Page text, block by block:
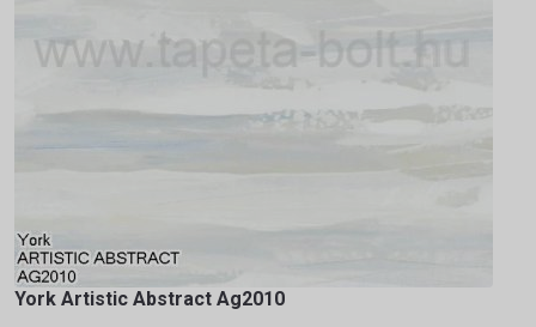
York Artistic Abstract Ag2010